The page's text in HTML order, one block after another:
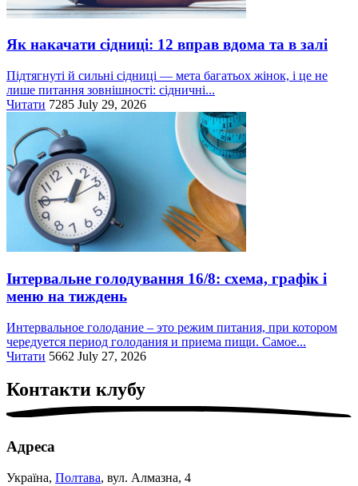
Як накачати сідниці: 12 вправ вдома та в залі
Підтягнуті й сильні сідниці — мета багатьох жінок, і це не
лише питання зовнішності: сідничні...
Читати 7285 July 29, 2026
Інтервальне голодування 16/8: схема, графік і
меню на тиждень
Интервальное голодание – это режим питания, при котором
чередуется период голодания и приема пищи. Самое...
Читати 5662 July 27, 2026
Контакти клубу
Адреса
Україна, Полтава, вул. Алмазна, 4